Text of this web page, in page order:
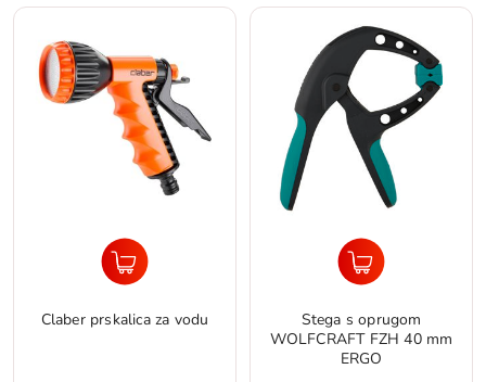
Claber prskalica za vodu
Stega s oprugom
WOLFCRAFT FZH 40 mm
ERGO